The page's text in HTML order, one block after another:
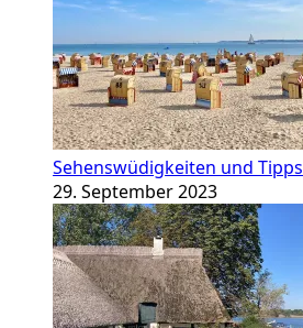
Sehenswüdigkeiten und Tipps
29. September 2023